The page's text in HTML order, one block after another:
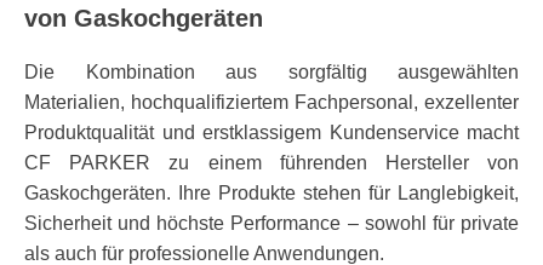
von Gaskochgeräten
Die Kombination aus sorgfältig ausgewählten
Materialien, hochqualifiziertem Fachpersonal, exzellenter
Produktqualität und erstklassigem Kundenservice macht
CF PARKER zu einem führenden Hersteller von
Gaskochgeräten. Ihre Produkte stehen für Langlebigkeit,
Sicherheit und höchste Performance – sowohl für private
als auch für professionelle Anwendungen.